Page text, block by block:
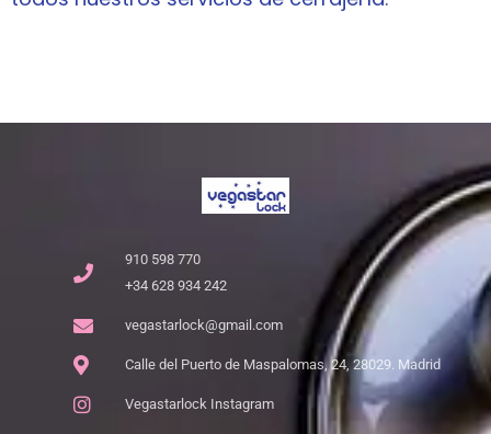
910 598 770
+34 628 934 242
vegastarlock@gmail.com
Calle del Puerto de Maspalomas, 24, 28029. Madrid
Vegastarlock Instagram